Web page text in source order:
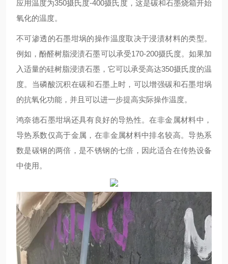
应用温度为350摄氏度-400摄氏度，这是碳和石墨烧箱开始
氧化的温度。
不可渗透的石墨坩埚的操作温度取决于浸渍材料的类型。
例如，酚醛树脂浸渍石墨可以承受170-200摄氏度。如果加
入适量的硅树脂浸渍石墨，它可以承受高达350摄氏度的温
度。当磷酸沉积在碳和石墨上时，可以增强碳和石墨坩埚
的抗氧化功能，并且可以进一步提高实际操作温度。
鸿奈德石墨坩埚还具有良好的导热性。在非金属材料中，
导热系数仅高于金属，在非金属材料中排名较高。导热系
数是碳钢的两倍，是不锈钢的七倍，因此适合在传热设备
中使用。